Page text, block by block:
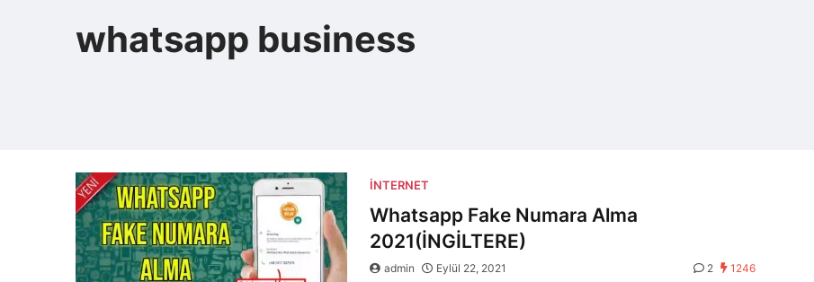
whatsapp business
İNTERNET
Whatsapp Fake Numara Alma
2021(İNGİLTERE)
admin Eylül 22, 2021 2 1246